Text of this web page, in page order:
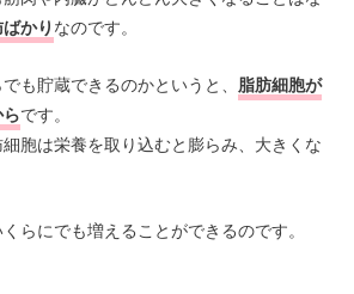
かり なのです。
も貯蔵できるのかというと、 脂肪細胞が
です。
胞は栄養を取り込むと膨らみ、大きくな
らにでも増えることができるのです。